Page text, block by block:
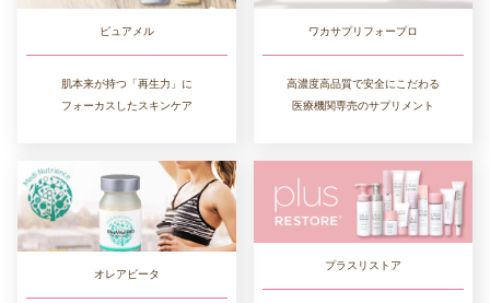
ピュアメル
肌本来が持つ「再生力」に
フォーカスしたスキンケア
ワカサプリフォープロ
高濃度高品質で安全にこだわる
医療機関専売のサプリメント
オレアビータ
プラスリストア